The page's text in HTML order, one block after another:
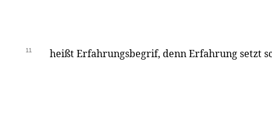
11 heißt Erfahrungsbegrif, denn Erfahrung setzt